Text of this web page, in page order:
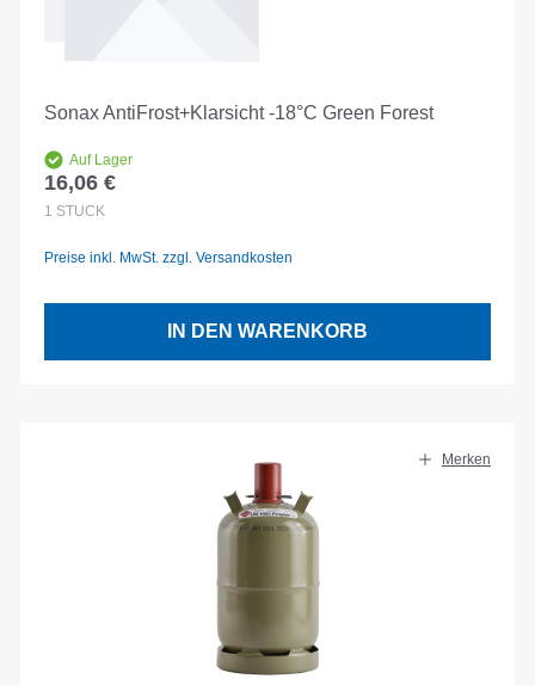
Sonax AntiFrost+Klarsicht -18°C Green Forest
Auf Lager
Regulärer Preis:
16,06 €
1 STÜCK
Preise inkl. MwSt. zzgl. Versandkosten
IN DEN WARENKORB
Merken